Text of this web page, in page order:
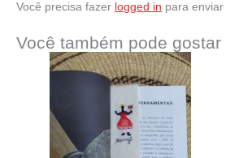
Você precisa fazer logged in para
Você também pode